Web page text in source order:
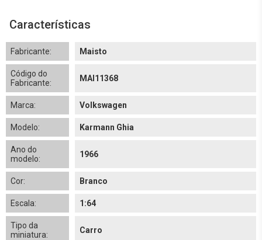
Características
Fabricante: Maisto
Código do
Fabricante:
MAI11368
Marca: Volkswagen
Modelo: Karmann Ghia
Ano do
modelo:
1966
Cor: Branco
Escala: 1:64
Tipo da
miniatura:
Carro